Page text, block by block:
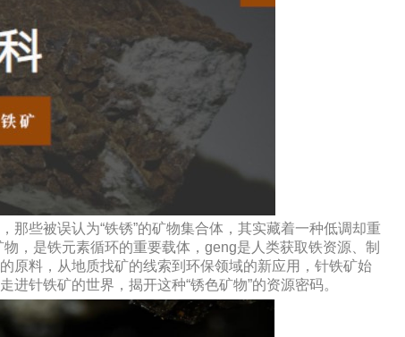
些被误认为“铁锈”的矿物集合体，其实藏着一种低调却重
是铁元素循环的重要载体，geng是人类获取铁资源、制
原料，从地质找矿的线索到环保领域的新应用，针铁矿始
针铁矿的世界，揭开这种“锈色矿物”的资源密码。